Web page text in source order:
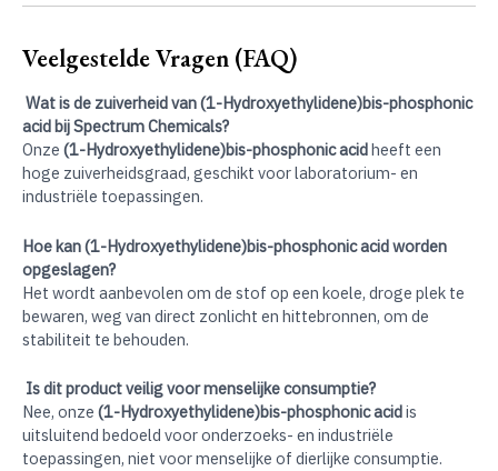
Veelgestelde Vragen (FAQ)
Wat is de zuiverheid van (1-Hydroxyethylidene)bis-phosphonic
acid bij Spectrum Chemicals?
Onze (1-Hydroxyethylidene)bis-phosphonic acidheeft een
hoge zuiverheidsgraad, geschikt voor laboratorium- en
industriële toepassingen.
Hoe kan (1-Hydroxyethylidene)bis-phosphonic acid worden
opgeslagen?
Het wordt aanbevolen om de stof op een koele, droge plek te
bewaren, weg van direct zonlicht en hittebronnen, om de
stabiliteit te behouden.
Is dit product veilig voor menselijke consumptie?
Nee, onze (1-Hydroxyethylidene)bis-phosphonic acidis
uitsluitend bedoeld voor onderzoeks- en industriële
toepassingen, niet voor menselijke of dierlijke consumptie.